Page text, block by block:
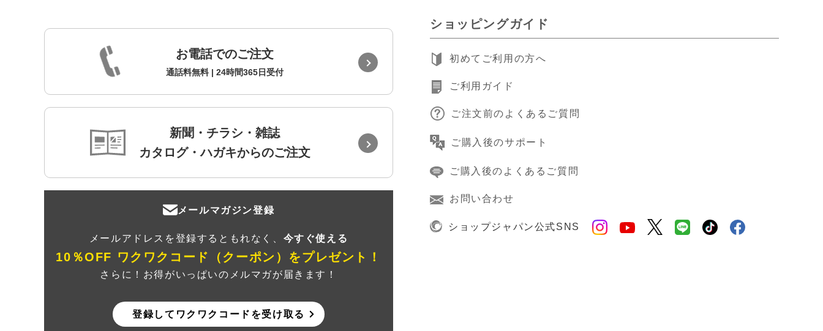
お電話でのご注文
通話料無料 | 24時間365日受付
新聞・チラシ・雑誌
カタログ・ハガキからのご注文
メールマガジン登録
メールアドレスを登録するともれなく、 今すぐ使える
10％OFF ワクワクコード（クーポン） をプレゼント！
さらに！お得がいっぱいのメルマガが届きます！
登録してワクワクコードを受け取る
ショッピングガイド
初めてご利用の方へ
ご利用ガイド
ご注文前のよくあるご質問
ご購入後のサポート
ご購入後のよくあるご質問
お問い合わせ
ショップジャパン公式SNS